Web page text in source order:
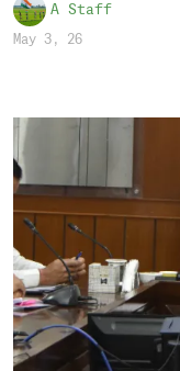
A Staff
May 3, 26